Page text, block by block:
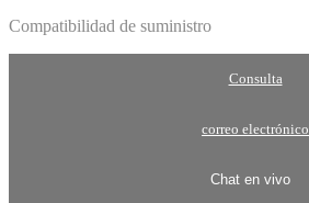
Compatibilidad de suministro
Consulta
correo electrónico
Chat en vivo